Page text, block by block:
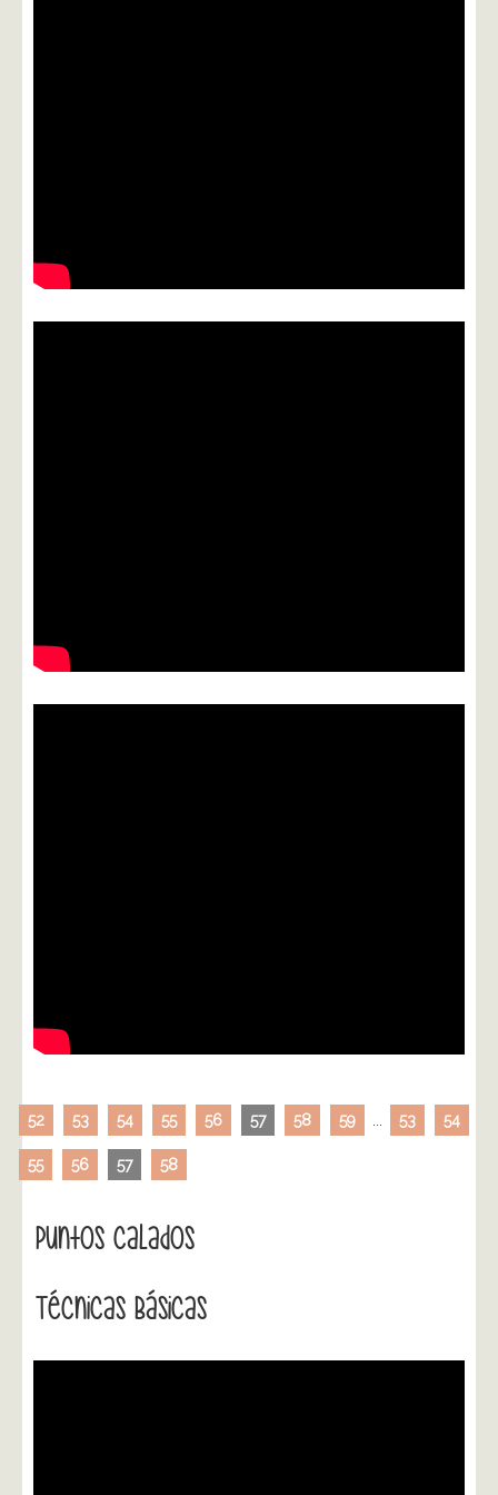
52 53 54 55 56 57 58 59 53 54
55 56 57 58
Puntos Calados
Técnicas Básicas